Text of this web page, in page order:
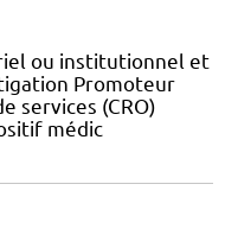
ou institutionnel et
Promoteur
services (CRO)
médic